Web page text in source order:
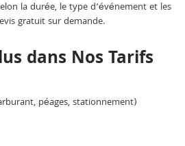
la durée, le type d’événement et les
gratuit sur demande.
dans Nos Tarifs
péages, stationnement)